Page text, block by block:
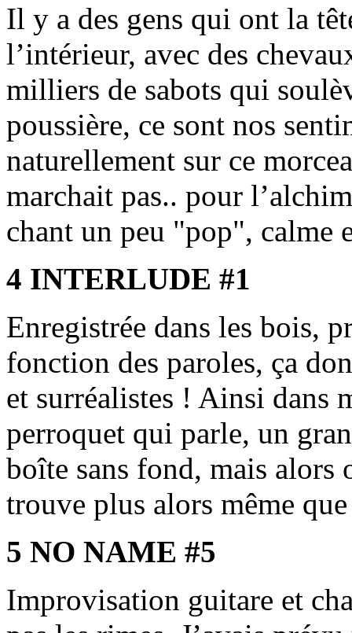
Il y a des gens qui ont la
l’intérieur, avec des
milliers de sabots qui
poussière, ce sont nos
naturellement sur ce
marchait pas.. pour
chant un peu "pop", calme
4 INTERLUDE #1
Enregistrée dans les bois,
fonction des paroles, ça
et surréalistes ! Ainsi dans
perroquet qui parle, un
boîte sans fond, mais alors
trouve plus alors même
5 NO NAME #5
Improvisation guitare et